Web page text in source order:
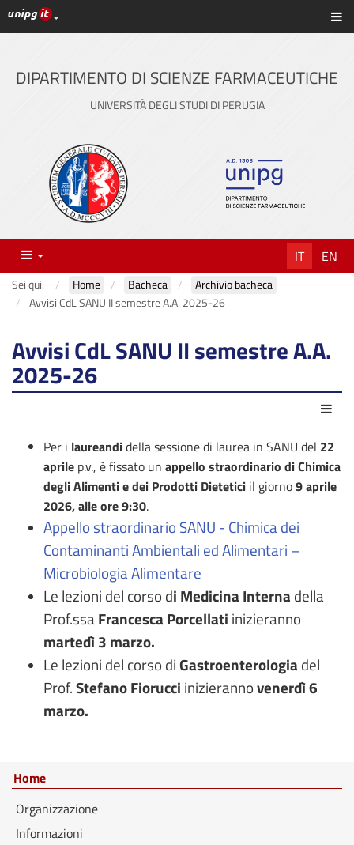
Vai
al
principale
Link ai principali servizi web di Ateneo
DIPARTIMENTO DI SCIENZE FARMACEUTICHE
UNIVERSITÀ DEGLI STUDI DI PERUGIA
Menu IT EN
Sei qui: Home Bacheca
Archivio bacheca
Avvisi CdL SANU II semestre A.A. 2025-26
Avvisi CdL SANU II semestre A.A.
2025-26
Per i laureandidella sessione di laurea in SANU del 22
aprile p.v., è fissato un appello straordinario di Chimica
degli Alimenti e dei Prodotti Dietetici il giorno9 aprile
2026, alle ore 9:30.
Appello straordinario SANU - Chimica dei
Contaminanti Ambientali ed Alimentari –
Microbiologia Alimentare
Le lezioni del corso di Medicina Interna della
Prof.ssaFrancesca Porcellati inizieranno
martedì 3 marzo.
Le lezioni del corso diGastroenterologia del
Prof.Stefano Fiorucci inizierannovenerdì 6
marzo.
Home
Organizzazione
Informazioni